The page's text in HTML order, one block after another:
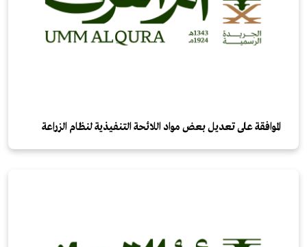
الموافقة على تعديل بعض مواد اللائحة التنفيذية لنظام الزراعة